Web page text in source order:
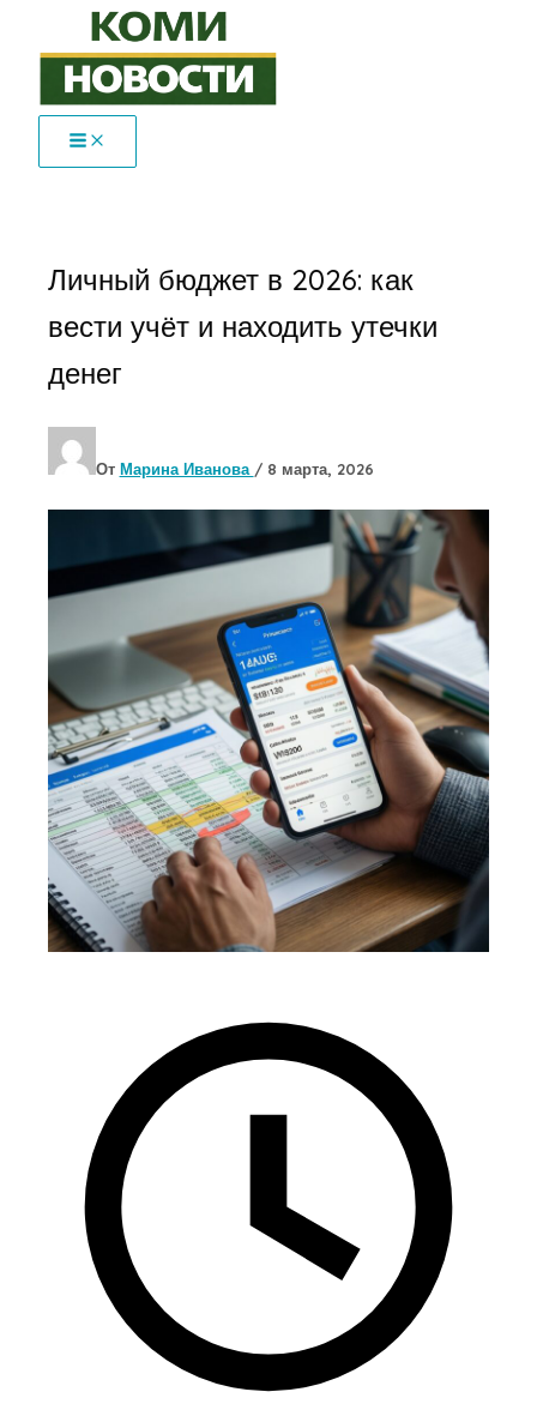
содержимому
Личный бюджет в 2026: как
вести учёт и находить утечки
денег
От Марина Иванова / 8 марта, 2026